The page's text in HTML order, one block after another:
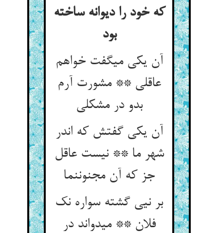
که خود را دیوانه ساخته
بود
آن یکی می‏گفت خواهم
عاقلی ** مشورت آرم
بدو در مشکلی‏
آن یکی گفتش که اندر
شهر ما ** نیست عاقل
جز که آن مجنون‏نما
بر نیی گشته سواره نک
فلان ** می‏دواند در